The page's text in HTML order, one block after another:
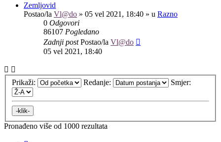
Zemljovid
Postao/la Vl@do » 05 vel 2021, 18:40 » u Razno
0 Odgovori
86107 Pogledano
Zadnji postPostao/la Vl@do
05 vel 2021, 18:40
Prikaži: Redanje: Smjer:
Pronađeno više od 1000 rezultata